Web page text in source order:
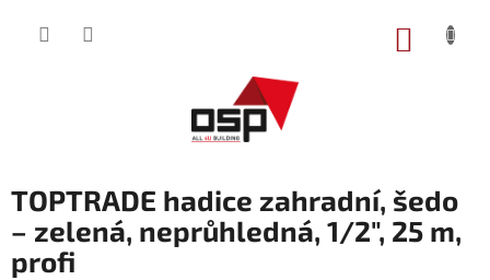
TOPTRADE hadice zahradní, šedo
– zelená, neprůhledná, 1/2", 25 m,
profi